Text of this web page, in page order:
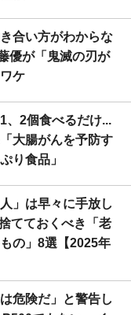
合い方がわからな
優が「鬼滅の刃が
ケ
、2個食べるだけ...
大腸がんを予防す
り食品」
」は早々に手放し
てておくべき「老
の」8選【2025年
危険だ」と警告し